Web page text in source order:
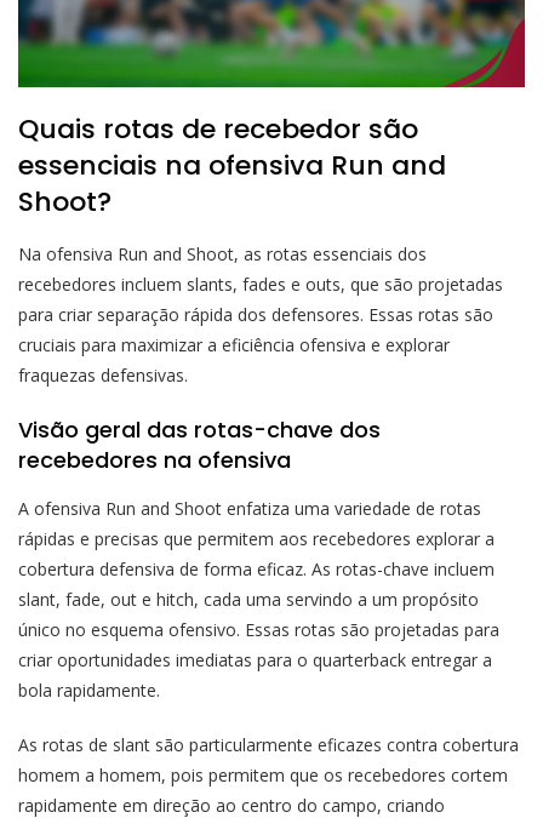
Quais rotas de recebedor são
essenciais na ofensiva Run and
Shoot?
Na ofensiva Run and Shoot, as rotas essenciais dos
recebedores incluem slants, fades e outs, que são projetadas
para criar separação rápida dos defensores. Essas rotas são
cruciais para maximizar a eficiência ofensiva e explorar
fraquezas defensivas.
Visão geral das rotas-chave dos
recebedores na ofensiva
A ofensiva Run and Shoot enfatiza uma variedade de rotas
rápidas e precisas que permitem aos recebedores explorar a
cobertura defensiva de forma eficaz. As rotas-chave incluem
slant, fade, out e hitch, cada uma servindo a um propósito
único no esquema ofensivo. Essas rotas são projetadas para
criar oportunidades imediatas para o quarterback entregar a
bola rapidamente.
As rotas de slant são particularmente eficazes contra cobertura
homem a homem, pois permitem que os recebedores cortem
rapidamente em direção ao centro do campo, criando